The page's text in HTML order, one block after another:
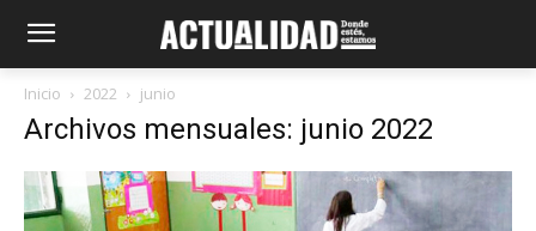
Inicio 2022 junio
Archivos mensuales: junio 2022